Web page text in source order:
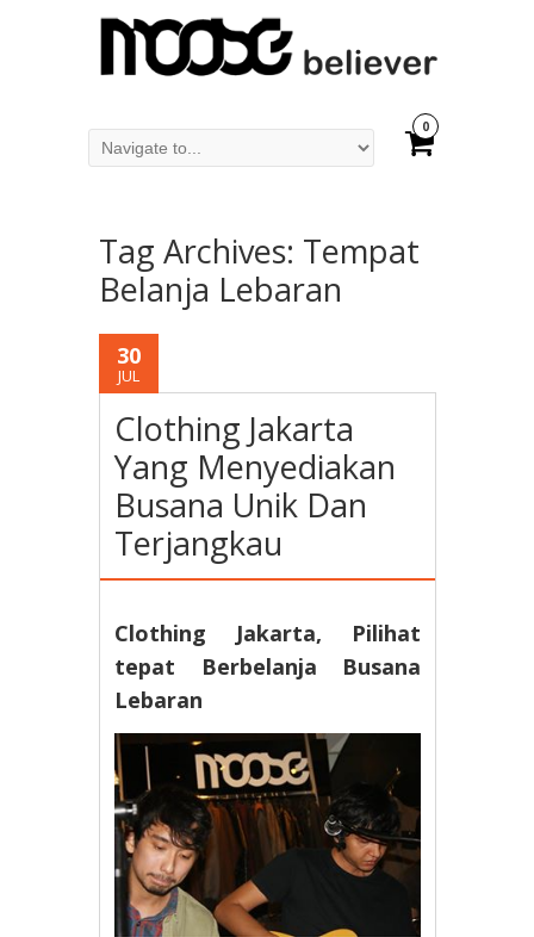
0
Tag Archives: Tempat
Belanja Lebaran
30
JUL
Clothing Jakarta
Yang Menyediakan
Busana Unik Dan
Terjangkau
Clothing Jakarta, Pilihat
tepat Berbelanja Busana
Lebaran